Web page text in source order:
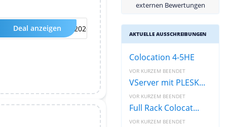
HOSTTEST-VPSL90-2026-12M
Deal anzeigen
externen Bewertungen
AKTUELLE AUSSCHREIBUNGEN
Colocation 4-5HE
VOR KURZEM BEENDET
VServer mit PLESK...
VOR KURZEM BEENDET
Full Rack Colocat...
VOR KURZEM BEENDET